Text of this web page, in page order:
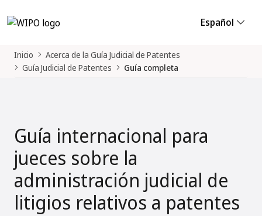
Español
Inicio
Acerca de la Guía Judicial de Patentes
Guía Judicial de Patentes
Guía completa
Guía internacional para
jueces sobre la
administración judicial de
litigios relativos a patentes